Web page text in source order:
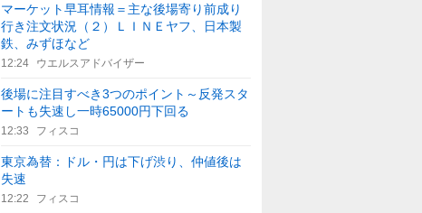
マーケット早耳情報＝主な後場寄り前成り
行き注文状況（２）ＬＩＮＥヤフ、日本製
鉄、みずほなど
12:24 ウエルスアドバイザー
後場に注目すべき3つのポイント～反発スタ
ートも失速し一時65000円下回る
12:33 フィスコ
東京為替：ドル・円は下げ渋り、仲値後は
失速
12:22 フィスコ